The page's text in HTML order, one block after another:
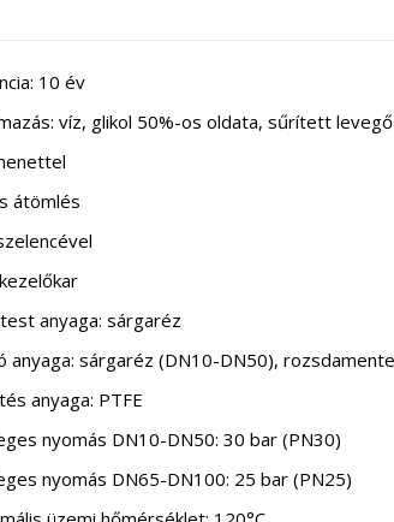
10 év
víz, glikol 50%-os oldata, sűrített levegő
átömlés
anyaga: sárgaréz
anyaga: sárgaréz (DN10-DN50),
anyaga: PTFE
nyomás DN10-DN50: 30 bar (PN30)
nyomás DN65-DN100: 25 bar (PN25)